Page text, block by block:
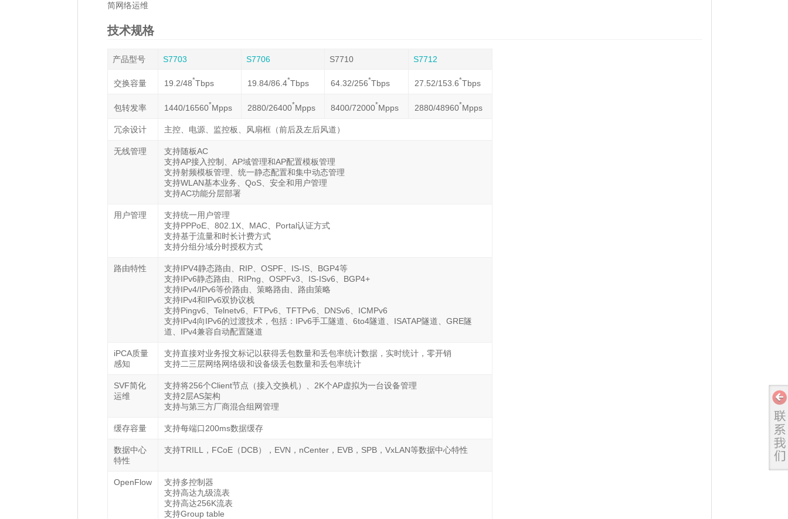
简网络运维
技术规格
产品型号 S7703 S7706 S7710 S7712
交换容量 19.2/48*Tbps 19.84/86.4*Tbps 64.32/256*Tbps 27.52/153.6*Tbps
包转发率 1440/16560*Mpps 2880/26400*Mpps 8400/72000*Mpps 2880/48960*Mpps
冗余设计 主控、电源、监控板、风扇框（前后及左后风道）
无线管理
支持随板AC
支持AP接入控制、AP域管理和AP配置模板管理
支持射频模板管理、统一静态配置和集中动态管理
支持WLAN基本业务、QoS、安全和用户管理
支持AC功能分层部署
用户管理
支持统一用户管理
支持PPPoE、802.1X、MAC、Portal认证方式
支持基于流量和时长计费方式
支持分组分域分时授权方式
路由特性
支持IPV4静态路由、RIP、OSPF、IS-IS、BGP4等
支持IPv6静态路由、RIPng、OSPFv3、IS-ISv6、BGP4+
支持IPv4/IPv6等价路由、策略路由、路由策略
支持IPv4和IPv6双协议栈
支持Pingv6、Telnetv6、FTPv6、TFTPv6、DNSv6、ICMPv6
支持IPv4向IPv6的过渡技术，包括：IPv6手工隧道、6to4隧道、ISATAP隧道、GRE隧
道、IPv4兼容自动配置隧道
iPCA质量
感知
支持直接对业务报文标记以获得丢包数量和丢包率统计数据，实时统计，零开销
支持二三层网络网络级和设备级丢包数量和丢包率统计
SVF简化
运维
支持将256个Client节点（接入交换机）、2K个AP虚拟为一台设备管理
支持2层AS架构
支持与第三方厂商混合组网管理
缓存容量 支持每端口200ms数据缓存
数据中心
特性
支持TRILL，FCoE（DCB），EVN，nCenter，EVB，SPB，VxLAN等数据中心特性
OpenFlow
支持多控制器
支持高达九级流表
支持高达256K流表
支持Group table